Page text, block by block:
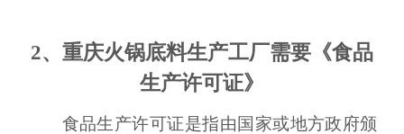
2、重庆火锅底料生产工厂需要《食品
生产许可证》
食品生产许可证是指由国家或地方政府颁